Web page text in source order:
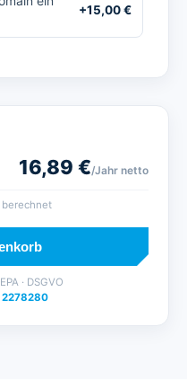
+15,00€
16,89 €/Jahr netto
berechnet
· DSGVO
2278280